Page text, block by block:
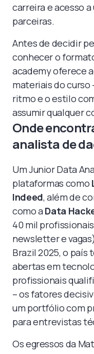
carreira e acesso
parceiras.
Antes de decidir
conhecer o
academy oferece
materiais do curso
ritmo e o estilo
assumir qualquer
Onde
analista de
Um Junior Data
plataformas como
Indeed, além de
como aData
40 mil
newsletter e
Brazil 2025, o país
abertas em
profissionais
– os fatores
um portfólio com
para entrevistas
Os egressos da